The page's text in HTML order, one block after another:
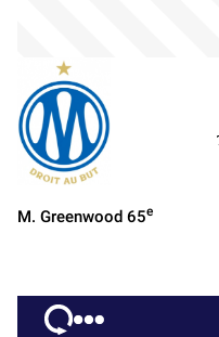
M. Greenwood 65e